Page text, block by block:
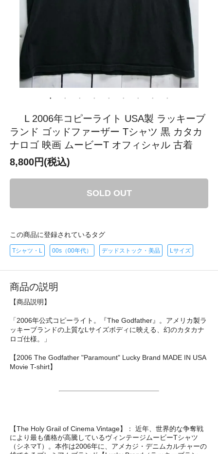
L 2006年コピーライト USA製 ラッキーブ
ランド ゴッドファーザー Tシャツ 黒 カタカ
ナロゴ 映画 ムービーT オフィシャル 古着
8,800円(税込)
SOLD OUT
この商品に登録されているタグ
Tシャツ・L 00s（00年代） デッドストック・美品 Lサイズ
商品の説明
【商品説明】
「2006年公式コピーライト。『The Godfather』。アメリカ製ラ
ッキーブランドの上質なLサイズボディに映える、幻のカタカナ
ロゴ仕様。」
【2006 The Godfather "Paramount" Lucky Brand MADE IN USA
Movie T-shirt】
【The Holy Grail of Cinema Vintage】： 近年、世界的な争奪戦
により最も価格が高騰しているヴィンテージムービーTシャツ
（シネマT）。本作は2006年に、アメカジ・デニムカルチャーの